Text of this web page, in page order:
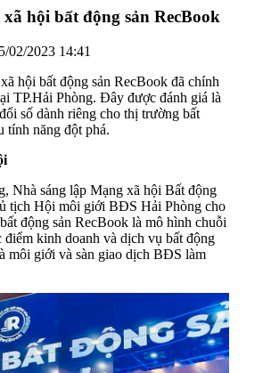
hội bất động sản RecBook
02/2023 14:41
hội bất động sản RecBook đã chính
TP.Hải Phòng. Đây được đánh giá là
số dành riêng cho thị trường bất
tính năng đột phá.
Nhà sáng lập Mạng xã hội Bất động
tịch Hội môi giới BĐS Hải Phòng cho
động sản RecBook là mô hình chuỗi
điểm kinh doanh và dịch vụ bất động
môi giới và sàn giao dịch BĐS làm